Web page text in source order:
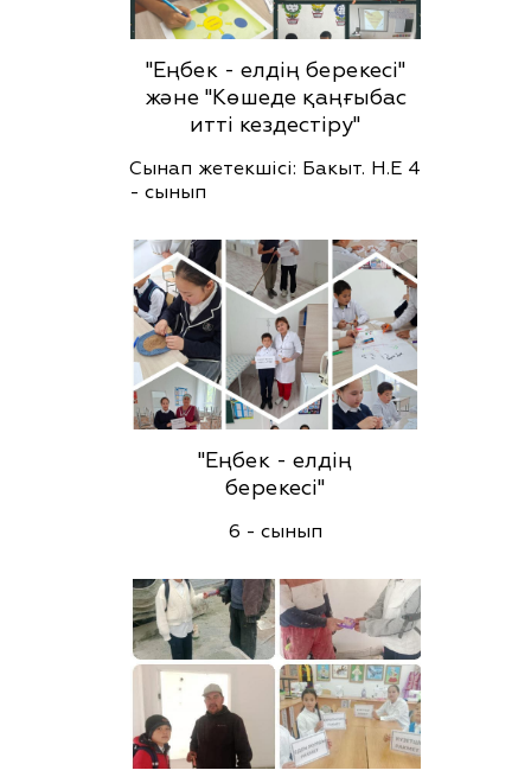
"Еңбек - елдің берекесі"
және "Көшеде қаңғыбас
итті кездестіру"
Сынап жетекшісі: Бакыт. Н.Е 4
- сынып
"Еңбек - елдің
берекесі"
6 - сынып